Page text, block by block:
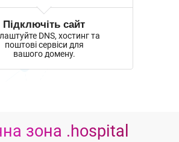
Підключіть сайт
DNS, хостинг та
поштові сервіси для
вашого домену.
зона .hospital